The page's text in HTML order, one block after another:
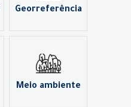
Georreferência
Meio ambiente